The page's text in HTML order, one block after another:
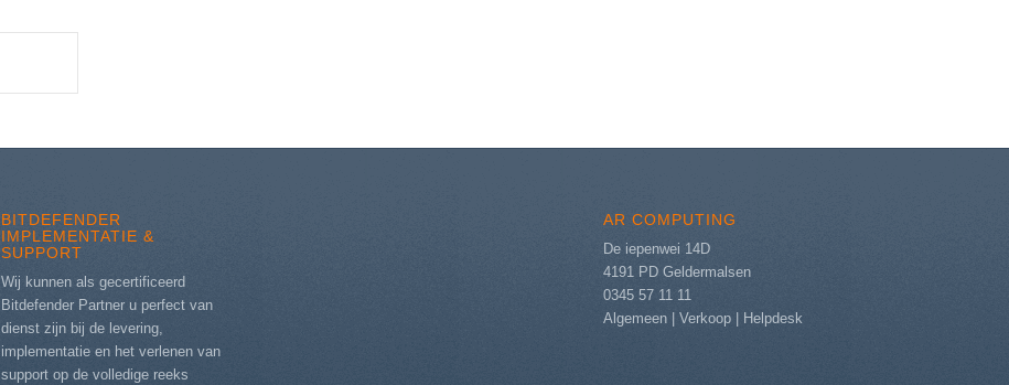
BITDEFENDER
IMPLEMENTATIE &
SUPPORT
Wij kunnen als gecertificeerd
Bitdefender Partner u perfect van
dienst zijn bij de levering,
implementatie en het verlenen van
support op de volledige reeks
AR COMPUTING
De iepenwei 14D
4191 PD Geldermalsen
0345 57 11 11
Algemeen| Verkoop| Helpdesk